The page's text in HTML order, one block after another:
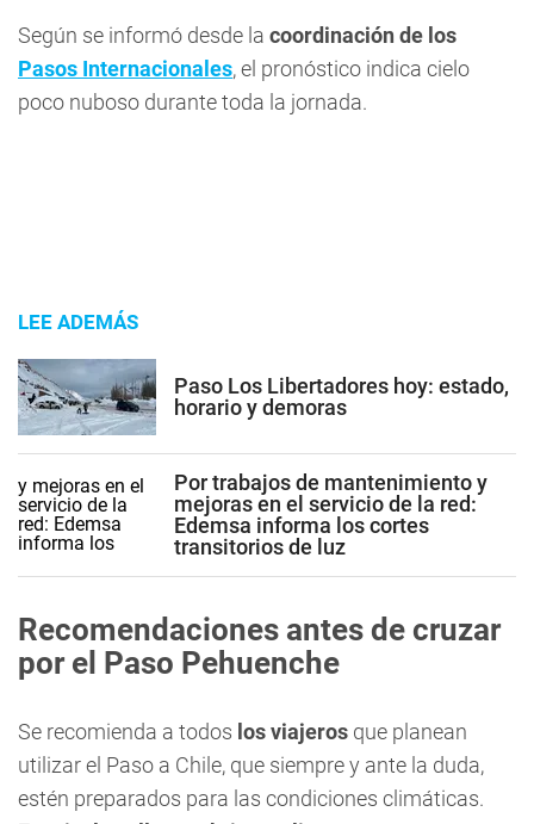
Según se informó desde la coordinación de los
Pasos Internacionales, el pronóstico indica cielo
poco nuboso durante toda la jornada.
LEE ADEMÁS
Paso Los Libertadores hoy: estado,
horario y demoras
Por trabajos de mantenimiento y
mejoras en el servicio de la red:
Edemsa informa los cortes
transitorios de luz
Recomendaciones antes de cruzar
por el Paso Pehuenche
Se recomienda a todos los viajeros que planean
utilizar el Paso a Chile, que siempre y ante la duda,
estén preparados para las condiciones climáticas.